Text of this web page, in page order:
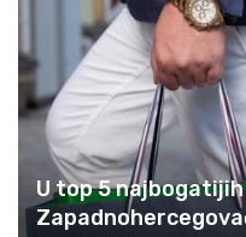
U top 5 najbogatijih